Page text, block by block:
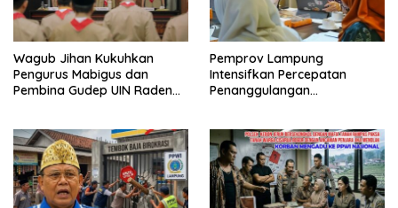
Wagub Jihan Kukuhkan
Pengurus Mabigus dan
Pembina Gudep UIN Raden
Muda
Pemprov Lampung
Intensifkan Percepatan
Penanggulangan